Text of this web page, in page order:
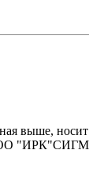
носит
ООО